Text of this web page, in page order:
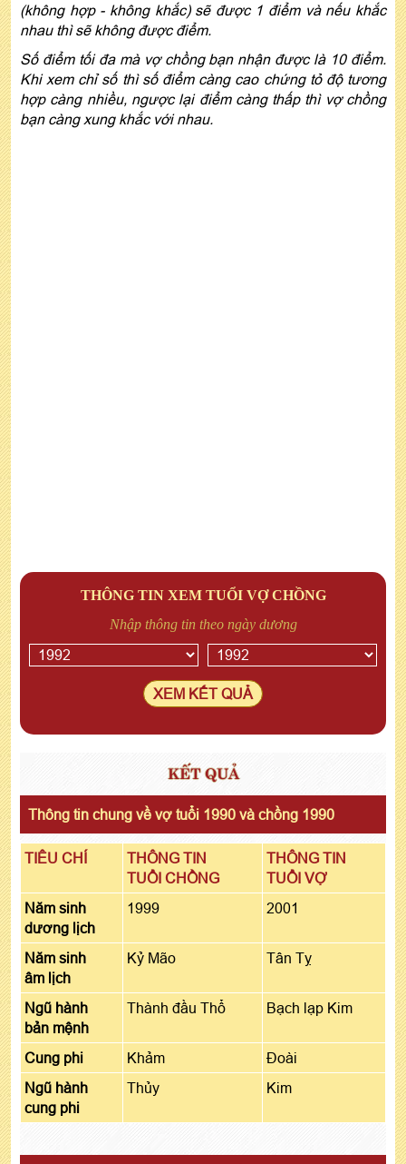
(không hợp - không khắc) sẽ được 1 điểm và nếu khắc
nhau thì sẽ không được điểm.
Số điểm tối đa mà vợ chồng bạn nhận được là 10 điểm.
Khi xem chỉ số thì số điểm càng cao chứng tỏ độ tương
hợp càng nhiều, ngược lại điểm càng thấp thì vợ chồng
bạn càng xung khắc với nhau.
THÔNG TIN XEM TUỔI VỢ CHỒNG
Nhập thông tin theo ngày dương
XEM KẾT QUẢ
KẾT QUẢ
Thông tin chung về vợ tuổi 1990 và chồng 1990
TIÊU CHÍ
THÔNG TIN
TUỔI CHỒNG
THÔNG TIN
TUỔI VỢ
Năm sinh
dương lịch
1999 2001
Năm sinh
âm lịch
Kỷ Mão Tân Tỵ
Ngũ hành
bản mệnh
Thành đầu Thổ Bạch lạp Kim
Cung phi Khảm
Đoài
Ngũ hành
cung phi
Thủy Kim